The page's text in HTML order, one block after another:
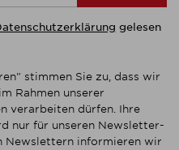
gelesen
stimmen Sie zu, dass wir
Rahmen unserer
verarbeiten dürfen. Ihre
nur für unseren Newsletter-
Newslettern informieren wir